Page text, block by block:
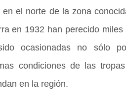
en el norte de la zona
en 1932 han perecido
ocasionadas no sólo
condiciones de las
en la región.